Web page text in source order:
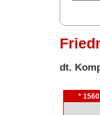
dt.
* 1560